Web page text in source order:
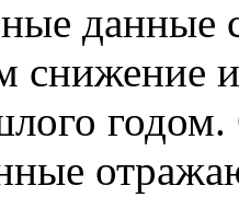
данные
снижение